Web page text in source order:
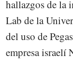
hallazgos de la
Lab de la
del uso de
empresa israelí